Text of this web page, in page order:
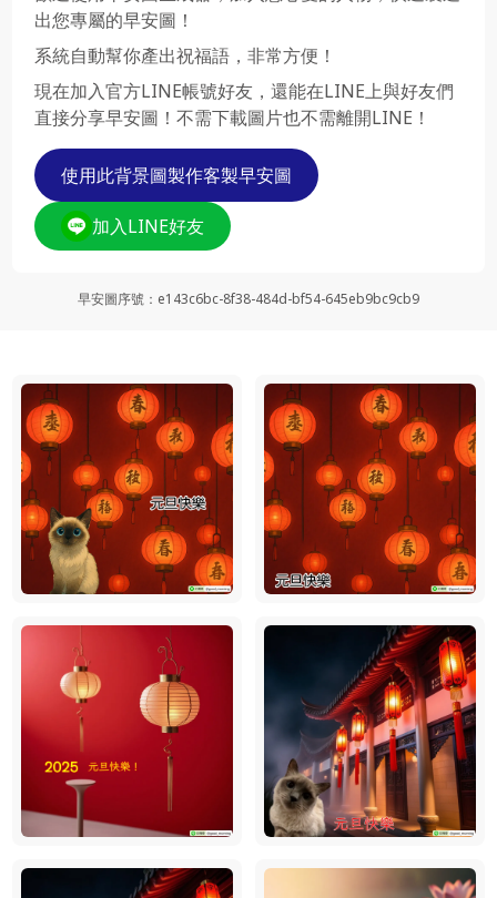
出您專屬的早安圖！
系統自動幫你產出祝福語，非常方便！
現在加入官方LINE帳號好友，還能在LINE上與好友們
直接分享早安圖！不需下載圖片也不需離開LINE！
使用此背景圖製作客製早安圖
加入LINE好友
早安圖序號 ： e143c6bc-8f38-484d-bf54-645eb9bc9cb9